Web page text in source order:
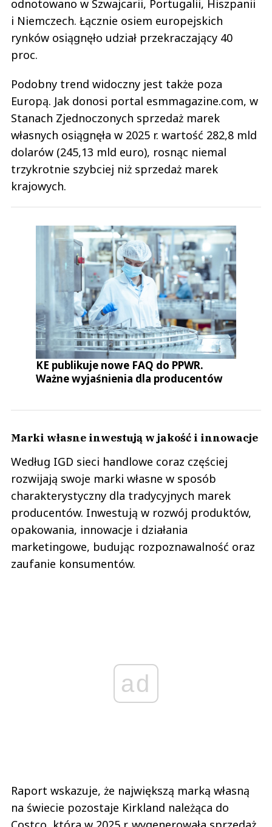
odnotowano w Szwajcarii, Portugalii, Hiszpanii
i Niemczech. Łącznie osiem europejskich
rynków osiągnęło udział przekraczający 40
proc.
Podobny trend widoczny jest także poza
Europą. Jak donosi portal esmmagazine.com, w
Stanach Zjednoczonych sprzedaż marek
własnych osiągnęła w 2025 r. wartość 282,8 mld
dolarów (245,13 mld euro), rosnąc niemal
trzykrotnie szybciej niż sprzedaż marek
krajowych.
KE publikuje nowe FAQ do PPWR.
Ważne wyjaśnienia dla producentów
Marki własne inwestują w jakość i innowacje
Według IGD sieci handlowe coraz częściej
rozwijają swoje marki własne w sposób
charakterystyczny dla tradycyjnych marek
producentów. Inwestują w rozwój produktów,
opakowania, innowacje i działania
marketingowe, budując rozpoznawalność oraz
zaufanie konsumentów.
ad
Raport wskazuje, że największą marką własną
na świecie pozostaje Kirkland należąca do